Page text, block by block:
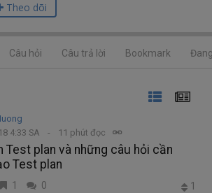
Theo dõi
Câu hỏi Câu trả lời Bookmark
4:33 SA
11 phút đọc
Test plan và những câu hỏi cần
Test plan
1 0 1